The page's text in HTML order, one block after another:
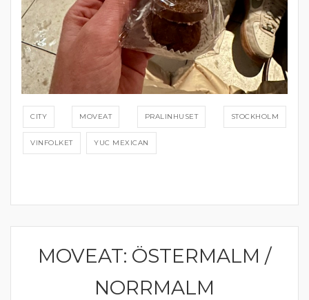
CITY MOVEAT PRALINHUSET STOCKHOLM
VINFOLKET YUC MEXICAN
ÖSTERMALM
MOVEAT: ÖSTERMALM /
NORRMALM